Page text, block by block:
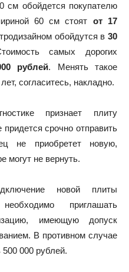
см обойдется покупателю
60 см стоят от 17
обойдутся в30
самых дорогих
рублей. Менять такое
согласитесь, накладно.
признает плиту
срочно отправить
не приобретет новую,
могут не вернуть.
новой плиты
приглашать
имеющую допуск
В противном случае
000 рублей.